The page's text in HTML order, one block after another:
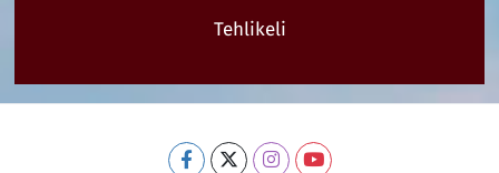
Tehlikeli